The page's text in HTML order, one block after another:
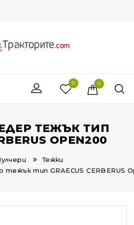
0 0
ТЕЖЪК ТИП
OPEN200
Тежки
тип GRAECUS CERBERUS